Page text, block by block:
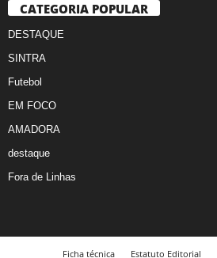
CATEGORIA POPULAR
DESTAQUE
SINTRA
Futebol
EM FOCO
AMADORA
destaque
Fora de Linhas
Ficha técnica Estatuto Editorial